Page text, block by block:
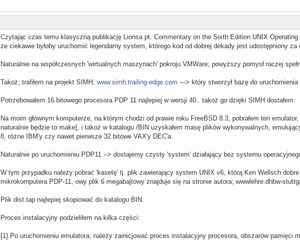
Czytając czas temu klasyczną publikację Lionsa pt. Commentary on the Sixth Edition UNIX Operating
że ciekawie byłoby uruchomić legendarny system, którego kod od dobrej dekady jest udostępniony za
Naturalnie na współczesnych 'wirtualnych maszynach' pokroju VMWare; powyższy pomysł raczej
Takoż; trafiłem na projekt SIMH; www.simh.trailing-edge.com ---> który stworzył bazę do uruchomienia
Potrzebowałem 16 bitowego procesora PDP 11 najlepiej w wersji 40.. takoż go dzięki SIMH dostałem.
Na moim głównym komputerze, na którym chodzi od prawie roku FreeBSD 8.3, pobrałem ten
naturalnie będzie to make], i takoż w katalogu /BIN uzyskałem masę plików wykonywalnych,
8, różne IBM'y czy nawet pierwsze 32 bitowe VAX'y DEC'a.
Naturalnie po uruchomieniu PDP11 --> dostajemy czysty 'system' działający bez systemu
W tym przypadku należy pobrać 'kasetę' tj. plik zawierający system UNIX v6, którą Ken Wellsch
mikrokomputera PDP-11, owy plik 6 megabajtowy znajduje się na stronie autora; wwwlehre.dhbw-
Plik dist.tap najlepiej skopiować do katalogu BIN.
Proces instalacyjny podzieliłem na kilka części:
[1] Po uruchomieniu emulatora; należy zainicjować proces instalacyjny procesora, obszarów pamięci